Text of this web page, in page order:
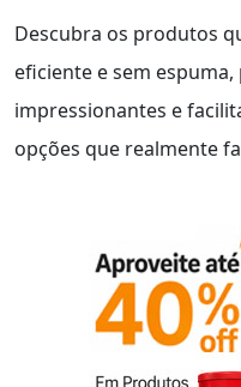
Descubra os produtos
eficiente e sem
impressionantes e
opções que realmente